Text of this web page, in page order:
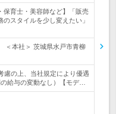
保育士・美容師など】「販売
スタイルを少し変えたい」
＜本社＞ 茨城県水戸市青柳
慮の上、当社規定により優遇
給与の変動なし）【モデ…